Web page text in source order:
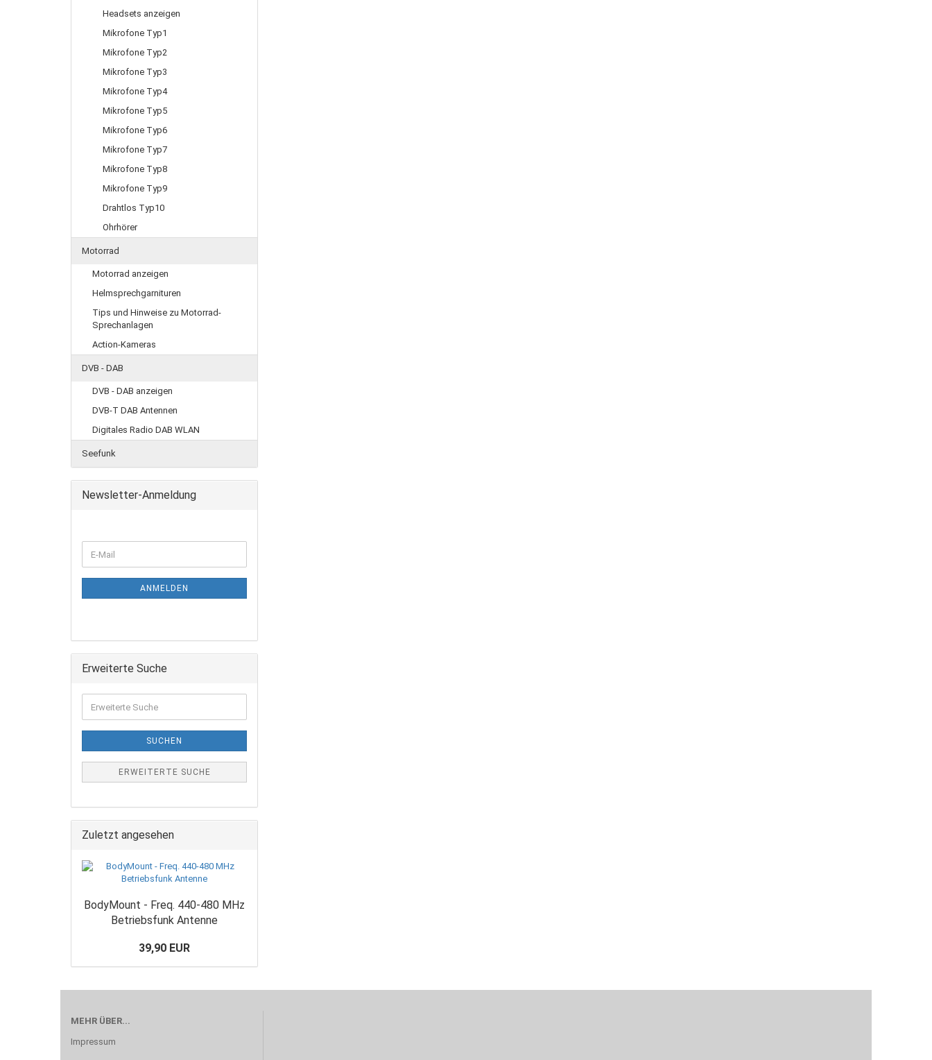
Headsets anzeigen
Mikrofone Typ1
Mikrofone Typ2
Mikrofone Typ3
Mikrofone Typ4
Mikrofone Typ5
Mikrofone Typ6
Mikrofone Typ7
Mikrofone Typ8
Mikrofone Typ9
Drahtlos Typ10
Ohrhörer
Motorrad
Motorrad anzeigen
Helmsprechgarnituren
Tips und Hinweise zu Motorrad-
Sprechanlagen
Action-Kameras
DVB - DAB
DVB - DAB anzeigen
DVB-T DAB Antennen
Digitales Radio DAB WLAN
Seefunk
Newsletter-Anmeldung
ANMELDEN
Erweiterte Suche
SUCHEN
ERWEITERTE SUCHE
Zuletzt angesehen
BodyMount - Freq. 440-480 MHz
Betriebsfunk Antenne
39,90 EUR
MEHR ÜBER...
Impressum